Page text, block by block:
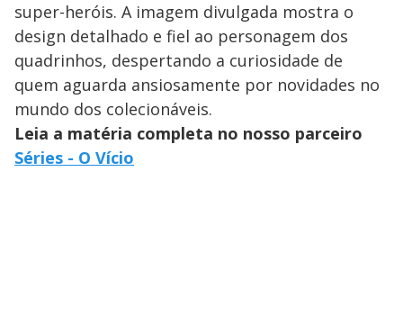
super-heróis. A imagem divulgada mostra o
design detalhado e fiel ao personagem dos
quadrinhos, despertando a curiosidade de
quem aguarda ansiosamente por novidades no
mundo dos colecionáveis.
Leia a matéria completa no nosso parceiro
Séries - O Vício